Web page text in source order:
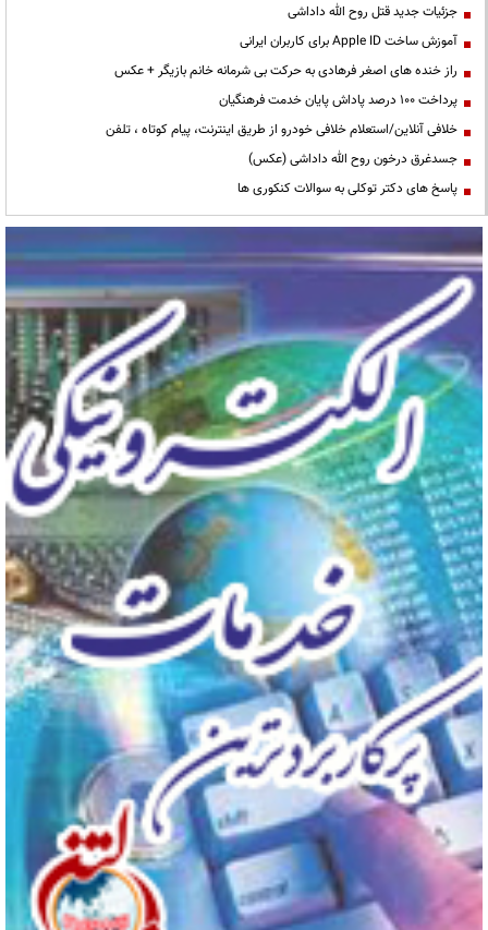
جزئیات جدید قتل روح الله داداشی
آموزش ساخت Apple ID برای کاربران ایرانی
راز خنده های اصغر فرهادی به حرکت بی شرمانه خانم بازیگر + عکس
پرداخت ۱۰۰ درصد پاداش پایان خدمت فرهنگیان
خلافی آنلاین/استعلام خلافی خودرو از طریق اینترنت، پیام کوتاه ، تلفن
جسدغرق درخون روح الله داداشی (عکس)
پاسخ های دکتر توکلی به سوالات کنکوری ها